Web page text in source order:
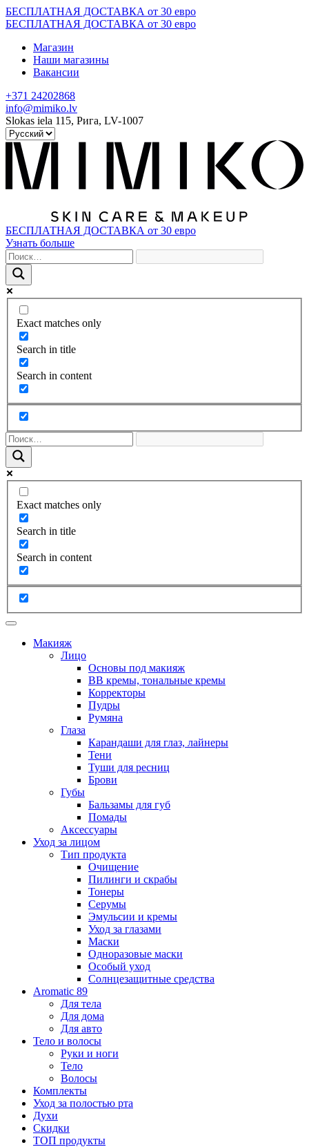
Skip
to
БЕСПЛАТНАЯ ДОСТАВКА от 30 евро
БЕСПЛАТНАЯ ДОСТАВКА от 30 евро
Магазин
Наши магазины
Вакансии
+371 24202868
info@mimiko.lv
Slokas iela 115, Рига, LV-1007
БЕСПЛАТНАЯ ДОСТАВКА от 30 евро
Узнать больше
Exact matches only
Search in title
Search in content
Exact matches only
Search in title
Search in content
Макияж
Лицо
Основы под макияж
BB кремы, тональные кремы
Корректоры
Пудры
Румяна
Глаза
Карандаши для глаз, лайнеры
Тени
Туши для ресниц
Брови
Губы
Бальзамы для губ
Помады
Аксессуары
Уход за лицом
Тип продукта
Очищение
Пилинги и скрабы
Тонеры
Серумы
Эмульсии и кремы
Уход за глазами
Маски
Одноразовые маски
Особый уход
Солнцезащитные средства
Aromatic 89
Для тела
Для дома
Для авто
Тело и волосы
Руки и ноги
Тело
Волосы
Комплекты
Уход за полостью рта
Духи
Скидки
ТОП продукты